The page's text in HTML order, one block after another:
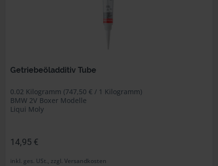
Getriebeöladditiv Tube
0.02 Kilogramm (747,50 € / 1 Kilogramm)
BMW 2V Boxer Modelle
Liqui Moly
14,95 €
inkl. ges. USt., zzgl. Versandkosten